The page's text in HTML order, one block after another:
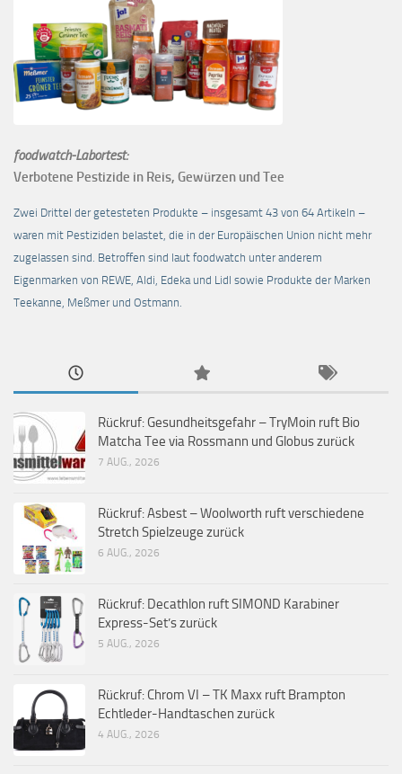
foodwatch-Labortest:
Verbotene Pestizide in Reis, Gewürzen und Tee
Zwei Drittel der getesteten Produkte – insgesamt 43 von 64 Artikeln –
waren mit Pestiziden belastet, die in der Europäischen Union nicht mehr
zugelassen sind. Betroffen sind laut foodwatch unter anderem
Eigenmarken von REWE, Aldi, Edeka und Lidl sowie Produkte der Marken
Teekanne, Meßmer und Ostmann.
Rückruf: Gesundheitsgefahr – TryMoin ruft Bio
Matcha Tee via Rossmann und Globus zurück
7 AUG., 2026
Rückruf: Asbest – Woolworth ruft verschiedene
Stretch Spielzeuge zurück
6 AUG., 2026
Rückruf: Decathlon ruft SIMOND Karabiner
Express-Set’s zurück
5 AUG., 2026
Rückruf: Chrom VI – TK Maxx ruft Brampton
Echtleder-Handtaschen zurück
4 AUG., 2026